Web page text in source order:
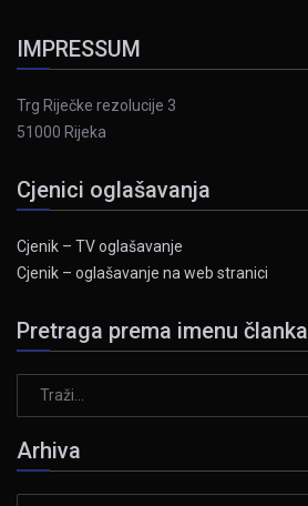
IMPRESSUM
Trg Riječke rezolucije 3
51000 Rijeka
Cjenici oglašavanja
Cjenik – TV oglašavanje
Cjenik – oglašavanje na web stranici
Pretraga prema imenu članka
Arhiva